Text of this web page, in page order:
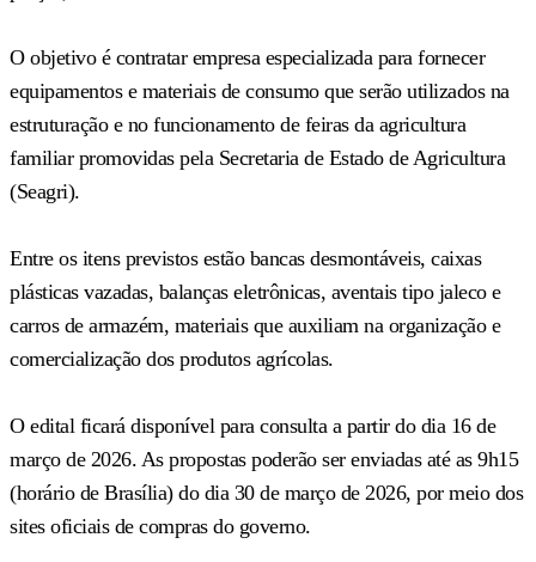
O objetivo é contratar empresa especializada para fornecer
equipamentos e materiais de consumo que serão utilizados na
estruturação e no funcionamento de feiras da agricultura
familiar promovidas pela Secretaria de Estado de Agricultura
(Seagri).
Entre os itens previstos estão bancas desmontáveis, caixas
plásticas vazadas, balanças eletrônicas, aventais tipo jaleco e
carros de armazém, materiais que auxiliam na organização e
comercialização dos produtos agrícolas.
O edital ficará disponível para consulta a partir do dia 16 de
março de 2026. As propostas poderão ser enviadas até as 9h15
(horário de Brasília) do dia 30 de março de 2026, por meio dos
sites oficiais de compras do governo.